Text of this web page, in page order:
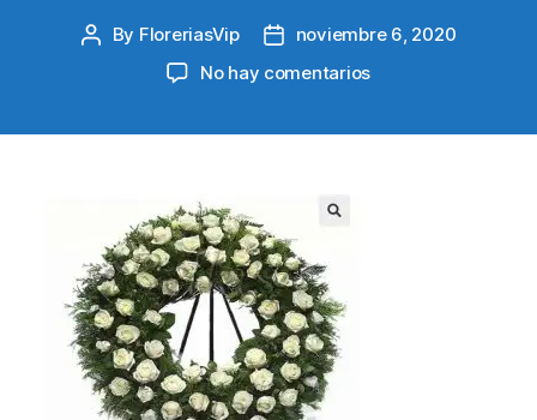
Post
By FloreriasVip
Postnoviembre 6, 2020
No hay comentariosen